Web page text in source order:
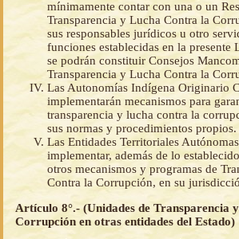
mínimamente contar con una o un
Transparencia y Lucha Contra la
sus responsables jurídicos u otro
funciones establecidas en la presente
se podrán constituir Consejos
Transparencia y Lucha Contra la
Las Autonomías Indígena Originario
implementarán mecanismos para
transparencia y lucha contra la
sus normas y procedimientos propios.
Las Entidades Territoriales
implementar, además de lo
otros mecanismos y programas de
Contra la Corrupción, en su
Artículo 8°.- (Unidades de Transparencia
Corrupción en otras entidades del Estado)